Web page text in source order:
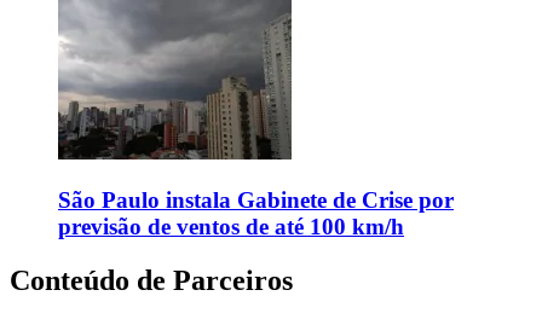
São Paulo instala Gabinete de Crise por
previsão de ventos de até 100 km/h
Conteúdo de Parceiros